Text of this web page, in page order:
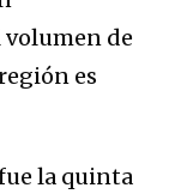
de
es
la quinta